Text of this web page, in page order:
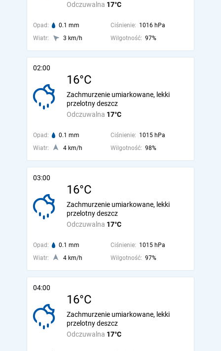
Odczuwalna 17°C
Opad: 0.1 mm Ciśnienie: 1016 hPa
Wiatr:
3 km/h Wilgotność: 97%
02:00
16°C
Odczuwalna 17°C
Zachmurzenie umiarkowane, lekki
przelotny deszcz
Opad: 0.1 mm Ciśnienie: 1015 hPa
Wiatr:
4 km/h Wilgotność: 98%
03:00
16°C
Odczuwalna 17°C
Zachmurzenie umiarkowane, lekki
przelotny deszcz
Opad: 0.1 mm Ciśnienie: 1015 hPa
Wiatr:
4 km/h Wilgotność: 97%
04:00
16°C
Odczuwalna 17°C
Zachmurzenie umiarkowane, lekki
przelotny deszcz